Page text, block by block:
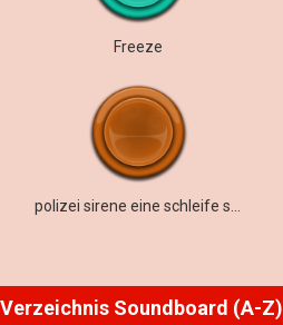
Freeze
Verzeichnis Soundboard (A-Z)